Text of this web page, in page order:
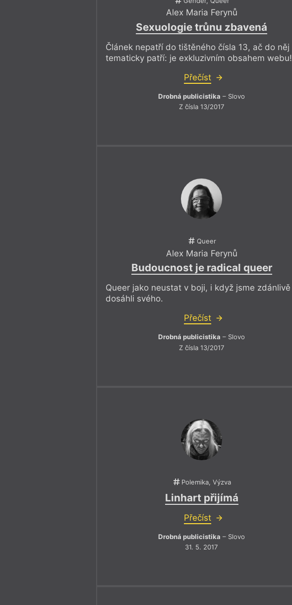
Alex Maria Ferynů
Sexuologie trůnu zbavená
Článek nepatří do tištěného čísla 13, ač do něj
tematicky patří: je exkluzivním obsahem webu!
Přečíst
Drobná publicistika – Slovo
Z čísla 13/2017
Queer
Alex Maria Ferynů
Budoucnost je radical queer
Queer jako neustat v boji, i když jsme zdánlivě
dosáhli svého.
Přečíst
Drobná publicistika – Slovo
Z čísla 13/2017
Polemika, Výzva
Linhart přijímá
Přečíst
Drobná publicistika – Slovo
31. 5. 2017